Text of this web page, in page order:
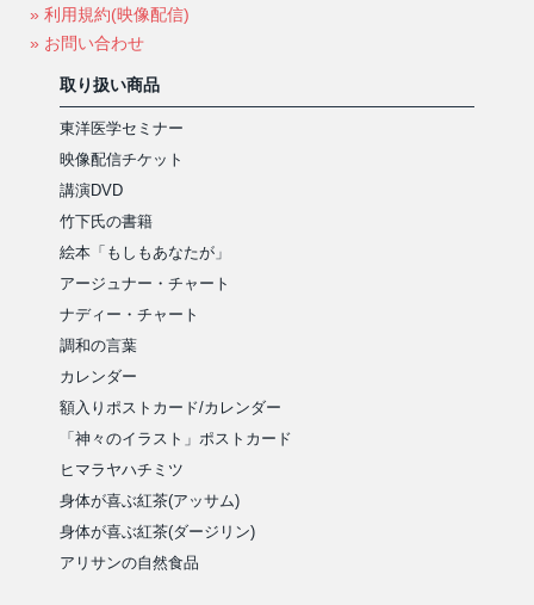
» 利用規約(映像配信)
» お問い合わせ
取り扱い商品
東洋医学セミナー
映像配信チケット
講演DVD
竹下氏の書籍
絵本「もしもあなたが」
アージュナー・チャート
ナディー・チャート
調和の言葉
カレンダー
額入りポストカード/カレンダー
「神々のイラスト」ポストカード
ヒマラヤハチミツ
身体が喜ぶ紅茶(アッサム)
身体が喜ぶ紅茶(ダージリン)
アリサンの自然食品